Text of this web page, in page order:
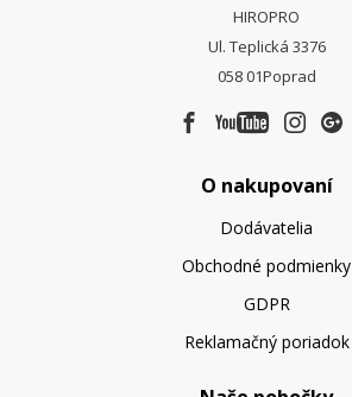
HIROPRO
Ul. Teplická 3376
058 01Poprad
O nakupovaní
Dodávatelia
Obchodné podmienky
GDPR
Reklamačný poriadok